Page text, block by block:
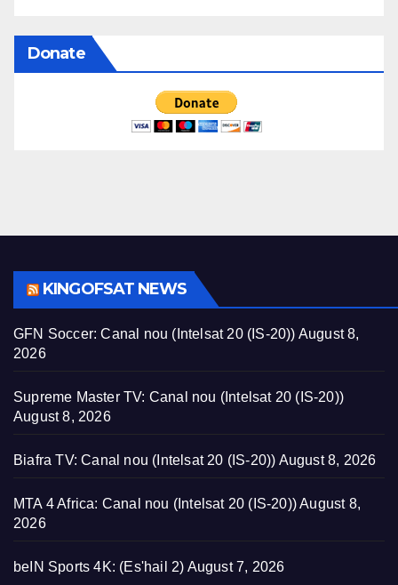
Donate
KINGOFSAT NEWS
GFN Soccer: Canal nou (Intelsat 20 (IS-20)) August 8,
2026
Supreme Master TV: Canal nou (Intelsat 20 (IS-20))
August 8, 2026
Biafra TV: Canal nou (Intelsat 20 (IS-20)) August 8, 2026
MTA 4 Africa: Canal nou (Intelsat 20 (IS-20))August 8,
2026
beIN Sports 4K: (Es'hail 2) August 7, 2026